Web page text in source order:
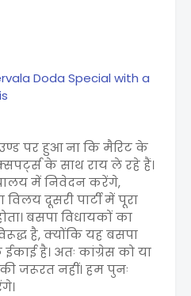
Doda Special with a
पर हुआ ना कि मैरिट के
के साथ राय ले रहे हैं।
में निवेदन करेंगे,
विलय दूसरी पार्टी में पूरा
बसपा विधायकों का
है, क्योंकि यह बसपा
ईकाई है। अतः कांग्रेस को या
जरूरत नहीं। हम पुनः